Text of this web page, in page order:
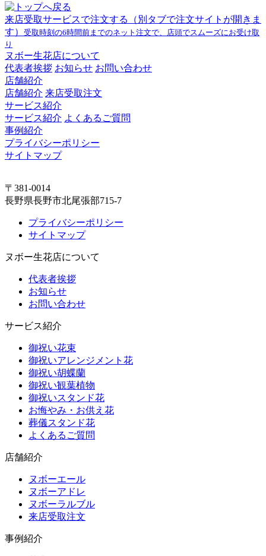
来店受取サービスで注文する
（別タブで注文サイトが開きま
す） 受取時刻の6時間前までのネット注文で、店頭でスムーズにお受け取
り
ヌボー生花店について
代表者挨拶 お知らせ お問い合わせ
店舗紹介
店舗紹介 来店受取注文
サービス紹介
サービス紹介 よくあるご質問
事例紹介
プライバシーポリシー
サイトマップ
〒381-0014
長野県長野市北尾張部715-7
プライバシーポリシー
サイトマップ
ヌボー生花店について
代表者挨拶
お知らせ
お問い合わせ
サービス紹介
御祝い花束
御祝いアレンジメント花
御祝い胡蝶蘭
御祝い観葉植物
御祝いスタンド花
お悔やみ・お供え花
葬儀スタンド花
よくあるご質問
店舗紹介
ヌボーエール
ヌボーアドレ
ヌボーラルブル
来店受取注文
事例紹介